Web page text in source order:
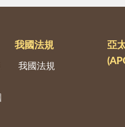
我國法規
我國法規
亞